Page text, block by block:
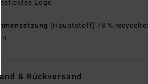
Gesticktes Logo
[Hauptstoff] 78 %
& Rückversand